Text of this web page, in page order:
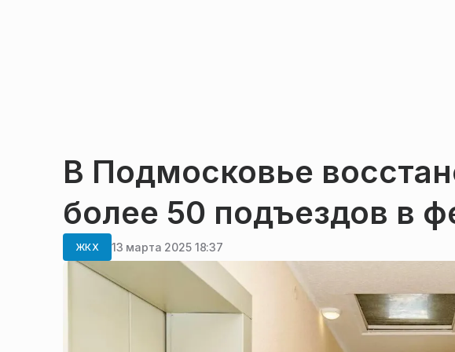
В Подмосковье
более 50 подъездов в
ЖКХ 13 марта 2025 18:37